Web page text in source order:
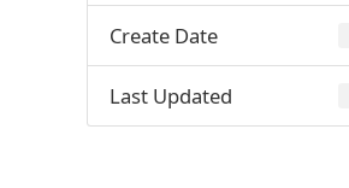
Create Date
Last Updated